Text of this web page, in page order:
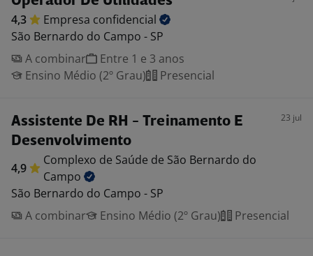
4,3 Empresa confidencial
São Bernardo do Campo - SP
A combinar
Entre 1 e 3 anos
Ensino Médio (2º Grau)
Presencial
Assistente De RH - Treinamento E
Desenvolvimento
23 jul
4,9
Complexo de Saúde de São Bernardo do
Campo
São Bernardo do Campo - SP
A combinar
Ensino Médio (2º Grau) Presencial